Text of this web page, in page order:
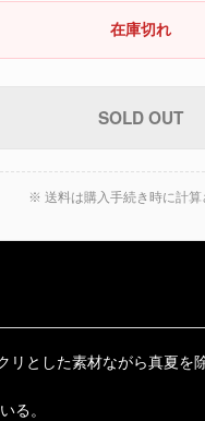
在庫切れ
※ 送料は購入手続き時に計算
リとした素材ながら真夏を
る。